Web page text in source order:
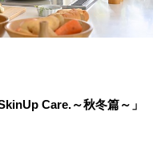
Care.～秋冬篇～」